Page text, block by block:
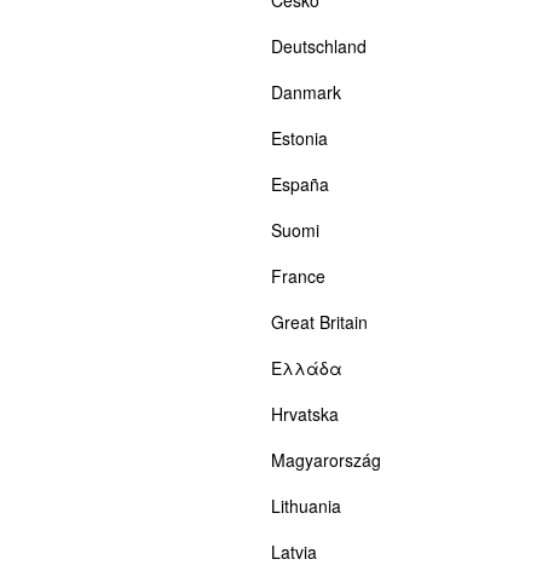
Deutschland
Danmark
Estonia
España
Suomi
France
Great Britain
Ελλάδα
Hrvatska
Magyarország
Lithuania
Latvia